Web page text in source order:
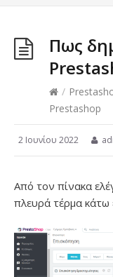
Πως
/
Prestashop
2 Ιουνίου 2022
Από τον πίνακα
πλευρά τέρμα κάτω